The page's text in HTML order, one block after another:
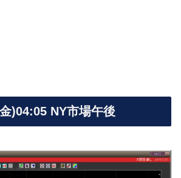
)04:05 NY市場午後